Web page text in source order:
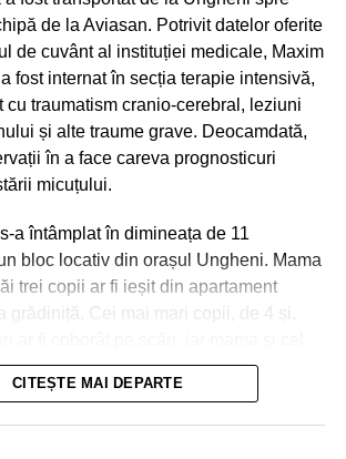
nu a fost una mai bună. Aici
de la Aviasan. Potrivit datelor oferite
de cuvânt al instituției medicale, Maxim
fost internat în secția terapie intensivă,
cu traumatism cranio-cerebral, leziuni
și alte traume grave. Deocamdată,
în a face careva prognosticuri
micuțului.
a întâmplat în dimineața de 11
bloc locativ din orașul Ungheni. Mama
trei copii ar fi ieșit din apartament
grădiniță. Cei mai mari copii, de 4 și,
de 2 ani, urmau să meargă cu
deschise ale liftului, mama a reușit
CITEȘTE MAI DEPARTE